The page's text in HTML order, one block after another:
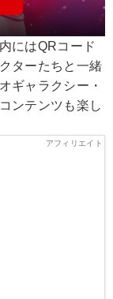
にはQRコード
ターたちと一緒
ギャラクシー・
ンテンツも楽し